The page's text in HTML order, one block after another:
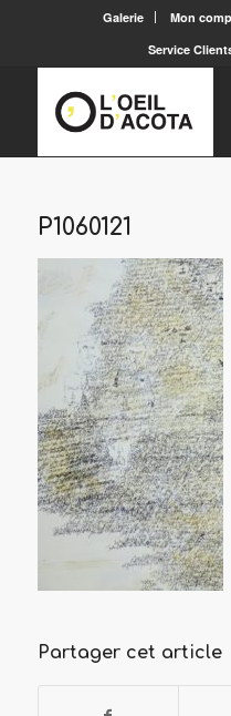
Galerie Mon
Service
P1060121
Partager cet article